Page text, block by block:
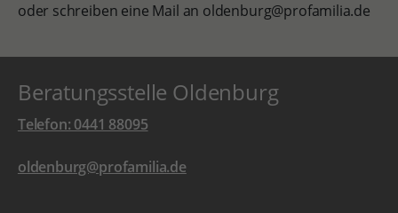
oder schreiben eine Mail an oldenburg@profamilia.de
Beratungsstelle Oldenburg
Telefon: 0441 88095
oldenburg@profamilia.de